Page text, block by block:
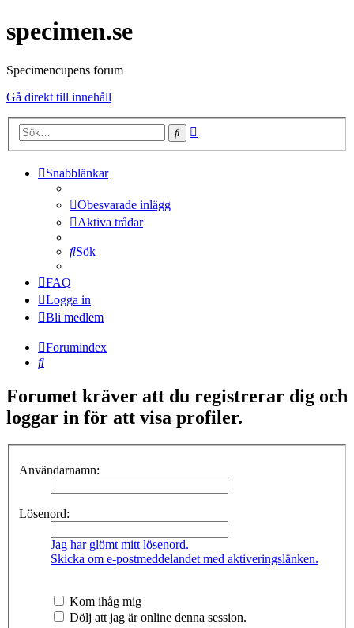
specimen.se
Specimencupens forum
Gå direkt till innehåll
Sök
Snabblänkar
Obesvarade inlägg
Aktiva trådar
Sök
FAQ
Logga in
Bli medlem
Forumindex
Sök
Forumet kräver att du registrerar dig och
loggar in för att visa profiler.
Användarnamn:
Lösenord:
Jag har glömt mitt lösenord.
Skicka om e-postmeddelandet med aktiveringslänken.
Kom ihåg mig
Dölj att jag är online denna session.